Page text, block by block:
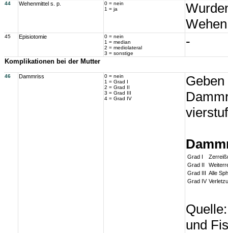
44 Wehenmittel s. p.
0 = nein
1 = ja
45 Episiotomie
0 = nein
1 = median
2 = mediolateral
3 = sonstige
-
Komplikationen bei der Mutter
46 Dammriss
0 = nein
1 = Grad I
2 = Grad II
3 = Grad III
4 = Grad IV
Grad I
Grad II
Grad III Alle
Grad IV
und